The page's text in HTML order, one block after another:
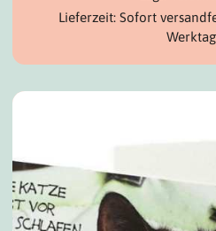
Lieferzeit: Sofort